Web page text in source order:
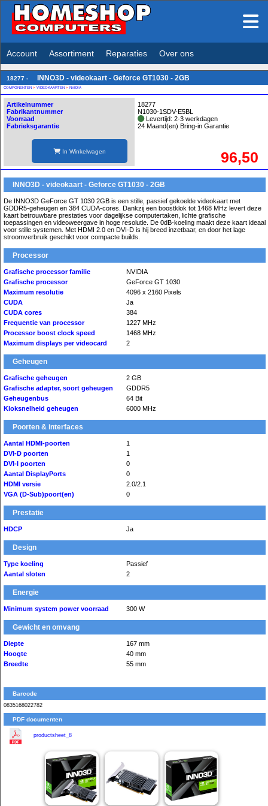
Account Assortiment Reparaties Over ons
18277 - INNO3D - videokaart - Geforce GT1030 - 2GB
COMPONENTEN > VIDEOKAARTEN > NVIDIA
Artikelnummer
Fabrikantnummer
Voorraad
Fabrieksgarantie
In Winkelwagen
18277
N1030-1SDV-E5BL
Levertijd: 2-3 werkdagen
24 Maand(en) Bring-in Garantie
96,50
INNO3D - videokaart - Geforce GT1030 - 2GB
De INNO3D GeForce GT 1030 2GB is een stille, passief gekoelde videokaart met
GDDR5-geheugen en 384 CUDA-cores. Dankzij een boostklok tot 1468 MHz levert deze
kaart betrouwbare prestaties voor dagelijkse computertaken, lichte grafische
toepassingen en videoweergave in hoge resolutie. De 0dB-koeling maakt deze kaart ideaal
voor stille systemen. Met HDMI 2.0 en DVI-D is hij breed inzetbaar, en door het lage
stroomverbruik geschikt voor compacte builds.
Processor
Grafische processor familie
NVIDIA
Grafische processor
GeForce GT 1030
Maximum resolutie
4096 x 2160 Pixels
CUDA
Ja
CUDA cores
384
Frequentie van processor
1227 MHz
Processor boost clock speed
1468 MHz
Maximum displays per videocard
2
Geheugen
Grafische geheugen
2 GB
Grafische adapter, soort geheugen
GDDR5
Geheugenbus
64 Bit
Kloksnelheid geheugen
6000 MHz
Poorten & interfaces
Aantal HDMI-poorten
1
DVI-D poorten
1
DVI-I poorten
0
Aantal DisplayPorts
0
HDMI versie
2.0/2.1
VGA (D-Sub)poort(en)
0
Prestatie
HDCP Ja
Design
Type koeling
Passief
Aantal sloten
2
Energie
Minimum system power voorraad 300 W
Gewicht en omvang
Diepte
167 mm
Hoogte
40 mm
Breedte
55 mm
Barcode
0835168022782
PDF documenten
productsheet_8